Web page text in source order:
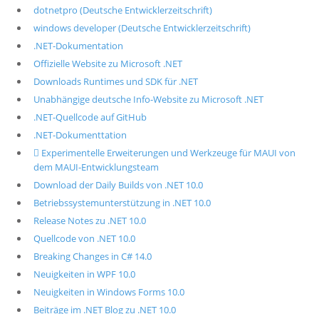
dotnetpro (Deutsche Entwicklerzeitschrift)
windows developer (Deutsche Entwicklerzeitschrift)
.NET-Dokumentation
Offizielle Website zu Microsoft .NET
Downloads Runtimes und SDK für .NET
Unabhängige deutsche Info-Website zu Microsoft .NET
.NET-Quellcode auf GitHub
.NET-Dokumenttation
 Experimentelle Erweiterungen und Werkzeuge für MAUI von
dem MAUI-Entwicklungsteam
Download der Daily Builds von .NET 10.0
Betriebssystemunterstützung in .NET 10.0
Release Notes zu .NET 10.0
Quellcode von .NET 10.0
Breaking Changes in C# 14.0
Neuigkeiten in WPF 10.0
Neuigkeiten in Windows Forms 10.0
Beiträge im .NET Blog zu .NET 10.0